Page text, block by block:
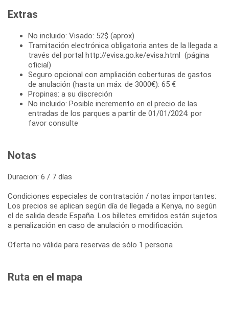
Extras
No incluido: Visado: 52$ (aprox)
Tramitación electrónica obligatoria antes de la llegada a
través del portal http://evisa.go.ke/evisa.html (página
oficial)
Seguro opcional con ampliación coberturas de gastos
de anulación (hasta un máx. de 3000€): 65 €
Propinas: a su discreción
No incluido: Posible incremento en el precio de las
entradas de los parques a partir de 01/01/2024: por
favor consulte
Notas
Duracion: 6 / 7 días
Condiciones especiales de contratación / notas importantes:
Los precios se aplican según día de llegada a Kenya, no según
el de salida desde España. Los billetes emitidos están sujetos
a penalización en caso de anulación o modificación.
Oferta no válida para reservas de sólo 1 persona
Ruta en el mapa